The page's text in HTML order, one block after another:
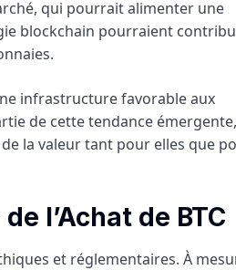
qui pourrait alimenter une
blockchain pourraient
infrastructure favorable aux
de cette tendance émergente,
la valeur tant pour elles que
l’Achat de BTC
et réglementaires. À